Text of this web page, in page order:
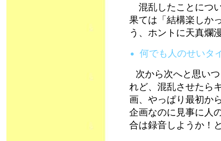
混乱したことにつ
果ては「結構楽しか
う、ホントに天真爛
何でも人のせいタ
次から次へと思い
れど、混乱させたら
画、やっぱり最初か
企画なのに見事に人
合は録音しようか！